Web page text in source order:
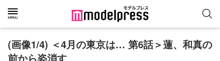
(画像1/4) ＜4月の東京は… 第6話＞蓮、和真の
前から姿消す